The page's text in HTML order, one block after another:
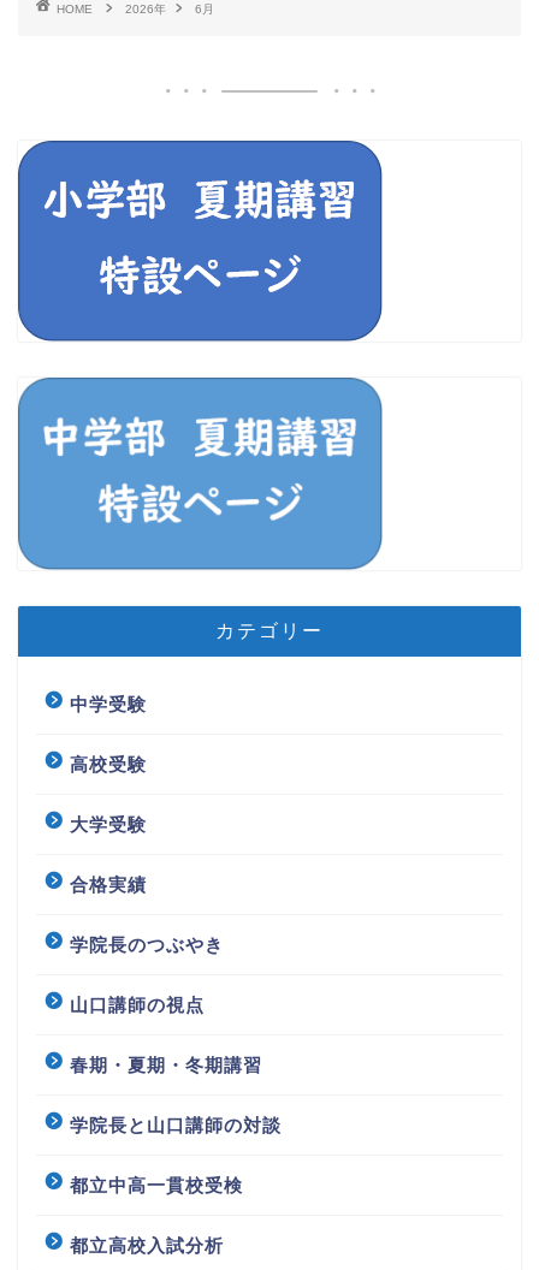
HOME 2026年 6月
カテゴリー
中学受験
高校受験
大学受験
合格実績
学院長のつぶやき
山口講師の視点
春期・夏期・冬期講習
学院長と山口講師の対談
都立中高一貫校受検
都立高校入試分析